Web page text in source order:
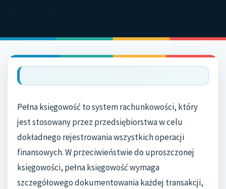
Pełna księgowość to system rachunkowości, który
jest stosowany przez przedsiębiorstwa w celu
dokładnego rejestrowania wszystkich operacji
finansowych. W przeciwieństwie do uproszczonej
księgowości, pełna księgowość wymaga
szczegółowego dokumentowania każdej transakcji,